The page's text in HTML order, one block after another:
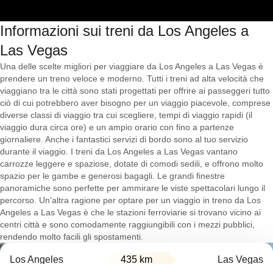
Informazioni sui treni da Los Angeles a
Las Vegas
Una delle scelte migliori per viaggiare da Los Angeles a Las Vegas è
prendere un treno veloce e moderno. Tutti i treni ad alta velocità che
viaggiano tra le città sono stati progettati per offrire ai passeggeri tutto
ciò di cui potrebbero aver bisogno per un viaggio piacevole, comprese
diverse classi di viaggio tra cui scegliere, tempi di viaggio rapidi (il
viaggio dura circa ore) e un ampio orario con fino a partenze
giornaliere. Anche i fantastici servizi di bordo sono al tuo servizio
durante il viaggio. I treni da Los Angeles a Las Vegas vantano
carrozze leggere e spaziose, dotate di comodi sedili, e offrono molto
spazio per le gambe e generosi bagagli. Le grandi finestre
panoramiche sono perfette per ammirare le viste spettacolari lungo il
percorso. Un'altra ragione per optare per un viaggio in treno da Los
Angeles a Las Vegas è che le stazioni ferroviarie si trovano vicino ai
centri città e sono comodamente raggiungibili con i mezzi pubblici,
rendendo molto facili gli spostamenti.
Los Angeles 435 km Las Vegas